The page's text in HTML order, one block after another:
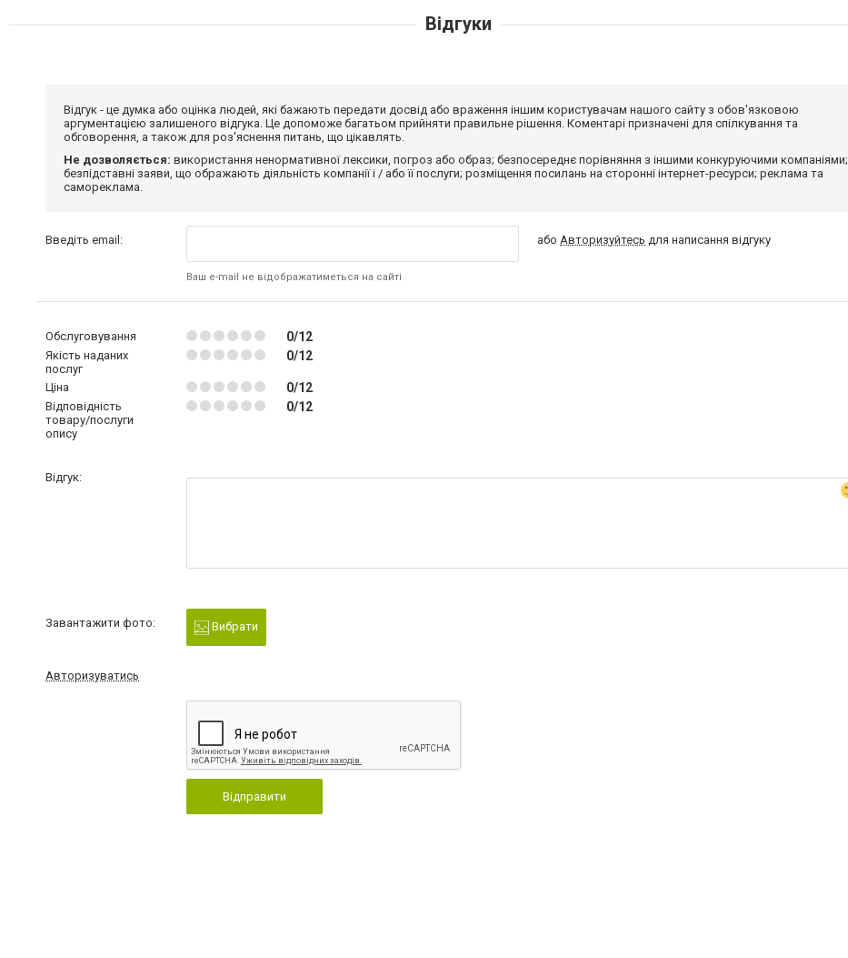
Відгуки
Відгук - це думка або оцінка людей, які бажають передати досвід або враження іншим користувачам нашого сайту з обов'язковою
аргументацією залишеного відгука. Це допоможе багатьом прийняти правильне рішення. Коментарі призначені для спілкування та
обговорення, а також для роз'яснення питань, що цікавлять.
Не дозволяється: використання ненормативної лексики, погроз або образ; безпосереднє порівняння з іншими конкуруючими компаніями;
безпідставні заяви, що ображають діяльність компанії і / або її послуги; розміщення посилань на сторонні інтернет-ресурси; реклама та
самореклама.
Введіть email:
Ваш e-mail не відображатиметься на сайті
абоАвторизуйтесь для написання відгуку
Обслуговування 0/12
Якість наданих
послуг
0/12
Ціна 0/12
Відповідність
товару/послуги
опису
0/12
Відгук:
Завантажити фото: Вибрати
Авторизуватись
Відправити